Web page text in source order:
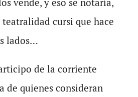
teatralidad cursi que hace
lados…
de la corriente
de quienes consideran